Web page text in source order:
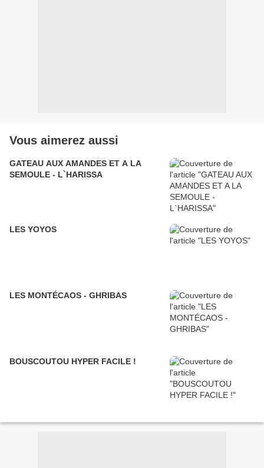
Vous aimerez aussi
GATEAU AUX AMANDES ET A LA
SEMOULE - L`HARISSA
LES YOYOS
LES MONTÉCAOS - GHRIBAS
BOUSCOUTOU HYPER FACILE !